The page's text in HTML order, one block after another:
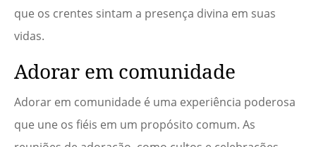
que os crentes sintam a presença divina em suas
vidas.
Adorar em comunidade
Adorar em comunidade é uma experiência poderosa
que une os fiéis em um propósito comum. As